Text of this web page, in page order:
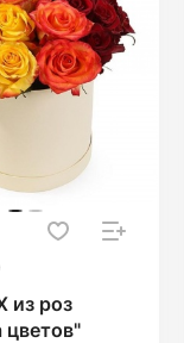
из роз
цветов"